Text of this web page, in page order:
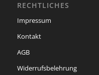
RECHTLICHES
Impressum
Kontakt
AGB
Widerrufsbelehrung